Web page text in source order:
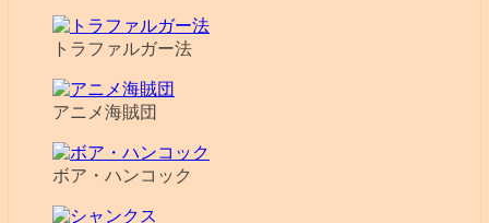
トラファルガー法
アニメ海賊団
ボア・ハンコック